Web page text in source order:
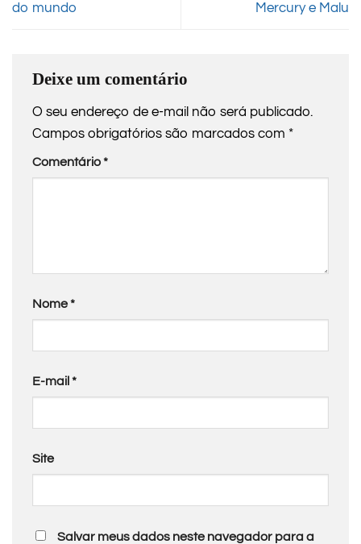
do mundo
Mercury e Malu
Deixe um comentário
O seu endereço de e-mail não será publicado.
Campos obrigatórios são marcados com *
Comentário*
Nome*
E-mail *
Site
Salvar meus dados neste navegador para a